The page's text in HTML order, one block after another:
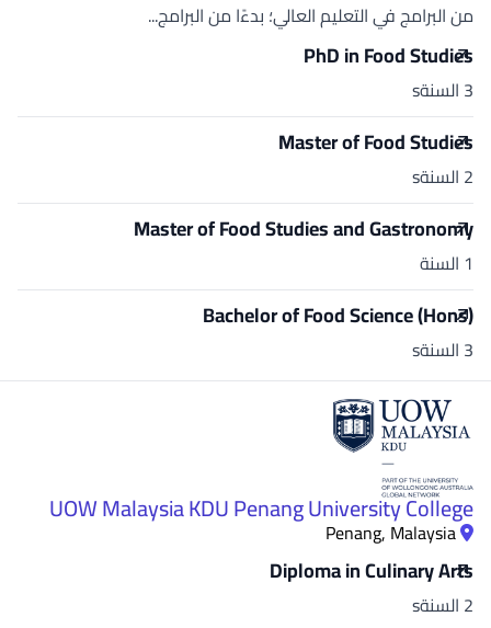
من البرامج في التعليم العالي؛ بدءًا من البرامج...
PhD in Food Studies
3 السنةs
Master of Food Studies
2 السنةs
Master of Food Studies and Gastronomy
1 السنة
Bachelor of Food Science (Hons)
3 السنةs
UOW Malaysia KDU Penang University College
Penang, Malaysia
Diploma in Culinary Arts
2 السنةs